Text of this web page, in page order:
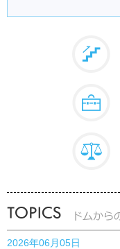
2026年06月05日